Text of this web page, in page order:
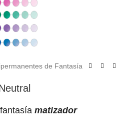
de Fantasía
matizador